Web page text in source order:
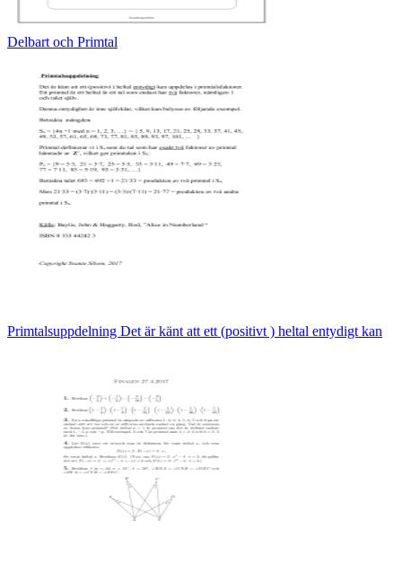
Delbart och Primtal
Primtalsuppdelning Det är känt att ett (positivt ) heltal entydigt kan